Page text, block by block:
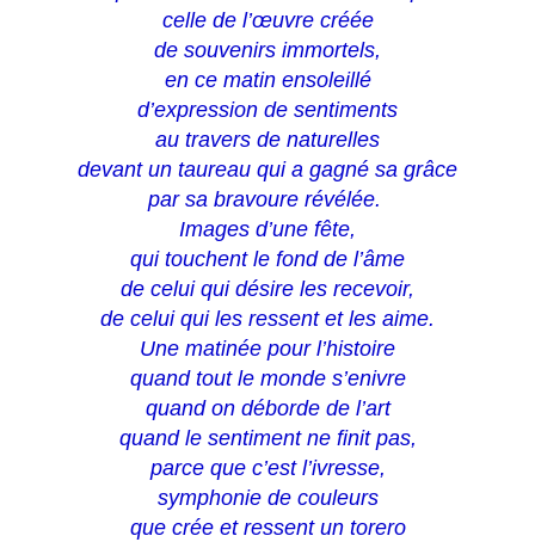
celle de l’œuvre créée
de souvenirs immortels,
en ce matin ensoleillé
d’expression de sentiments
au travers de naturelles
devant un taureau qui a gagné sa grâce
par sa bravoure révélée.
Images d’une fête,
qui touchent le fond de l’âme
de celui qui désire les recevoir,
de celui qui les ressent et les aime.
Une matinée pour l’histoire
quand tout le monde s’enivre
quand on déborde de l’art
quand le sentiment ne finit pas,
parce que c’est l’ivresse,
symphonie de couleurs
que crée et ressent un torero